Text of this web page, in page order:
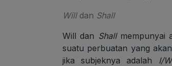
Willdan Shall
Will dan Shallmempunyai
suatu perbuatan yang
jika subjeknya adalah I/